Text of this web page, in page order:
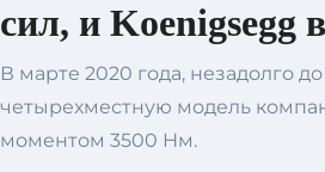
сил, и Koenigsegg
В марте 2020 года, незадолго
четырехместную модель
моментом 3500 Нм.